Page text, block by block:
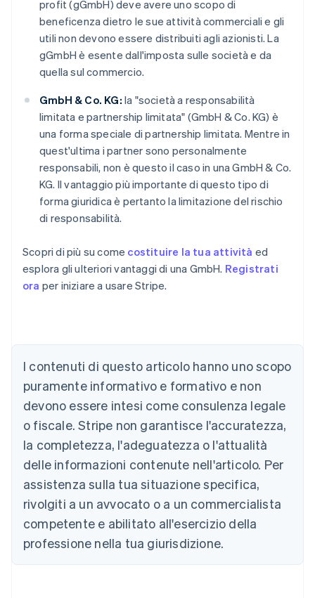
profit (gGmbH) deve avere uno scopo di
beneficenza dietro le sue attività commerciali e gli
utili non devono essere distribuiti agli azionisti. La
gGmbH è esente dall'imposta sulle società e da
quella sul commercio.
GmbH & Co. KG: la "società a responsabilità
limitata e partnership limitata" (GmbH & Co. KG) è
una forma speciale di partnership limitata. Mentre in
quest'ultima i partner sono personalmente
responsabili, non è questo il caso in una GmbH & Co.
KG. Il vantaggio più importante di questo tipo di
forma giuridica è pertanto la limitazione del rischio
di responsabilità.
Scopri di più su come costituire la tua attività ed
esplora gli ulteriori vantaggi di una GmbH. Registrati
ora per iniziare a usare Stripe.
I contenuti di questo articolo hanno uno scopo
puramente informativo e formativo e non
devono essere intesi come consulenza legale
o fiscale. Stripe non garantisce l'accuratezza,
la completezza, l'adeguatezza o l'attualità
delle informazioni contenute nell'articolo. Per
assistenza sulla tua situazione specifica,
rivolgiti a un avvocato o a un commercialista
competente e abilitato all'esercizio della
professione nella tua giurisdizione.
English
Austria
Deutsch English
Belgio
NederlandsFrançaisDeutschEnglish
PortuguêsEnglish
Bulgaria
English
Canada
English Français
Cina continentale
Cipro
English